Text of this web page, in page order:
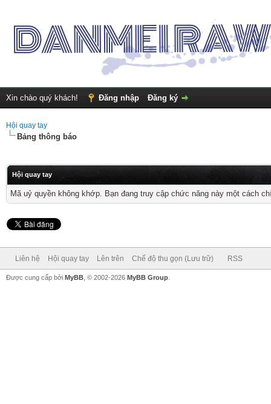
Xin chào quý khách! Đăng nhập Đăng ký
Hội quay tay
Bảng thông báo
Hội quay tay
Mã uỷ quyền không khớp. Bạn đang truy cập chức năng này một cách
Liên hệ Hội quay tay Lên trên Chế độ thu gọn (Lưu trữ) RSS
Được cung cấp bởi MyBB , © 2002-2026 MyBB Group